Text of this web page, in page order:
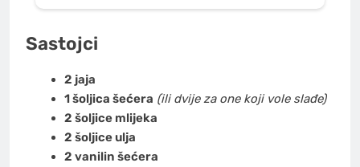
Sastojci
2 jaja
1 šoljica šećera (ili dvije za one koji vole slađe)
2 šoljice mlijeka
2 šoljice ulja
2 vanilin šećera